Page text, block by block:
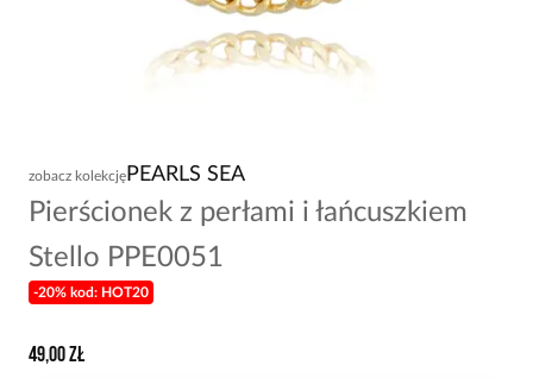
zobacz kolekcję PEARLS SEA
Pierścionek z perłami i łańcuszkiem
Stello PPE0051
-20% kod: HOT20
49,00 zł